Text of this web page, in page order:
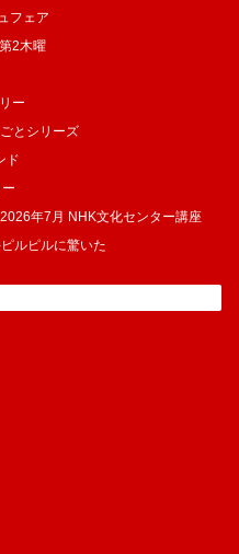
フェア
2木曜
ー
とシリーズ
ド
年7月 NHK文化センター講座
ルピルに驚いた